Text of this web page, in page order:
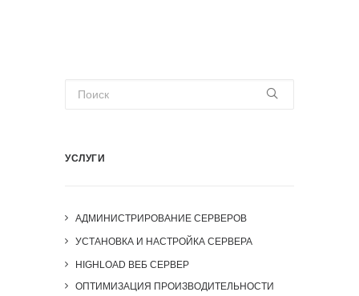
УСЛУГИ
АДМИНИСТРИРОВАНИЕ СЕРВЕРОВ
УСТАНОВКА И НАСТРОЙКА СЕРВЕРА
HIGHLOAD ВЕБ СЕРВЕР
ОПТИМИЗАЦИЯ ПРОИЗВОДИТЕЛЬНОСТИ